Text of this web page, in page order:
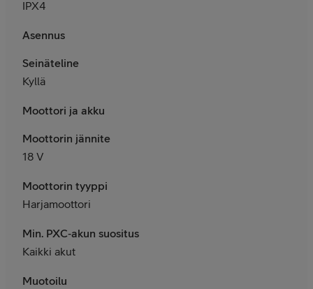
IPX4
Asennus
Seinäteline
Kyllä
Moottori ja akku
Moottorin jännite
18 V
Moottorin tyyppi
Harjamoottori
Min. PXC‑akun suositus
Kaikki akut
Muotoilu